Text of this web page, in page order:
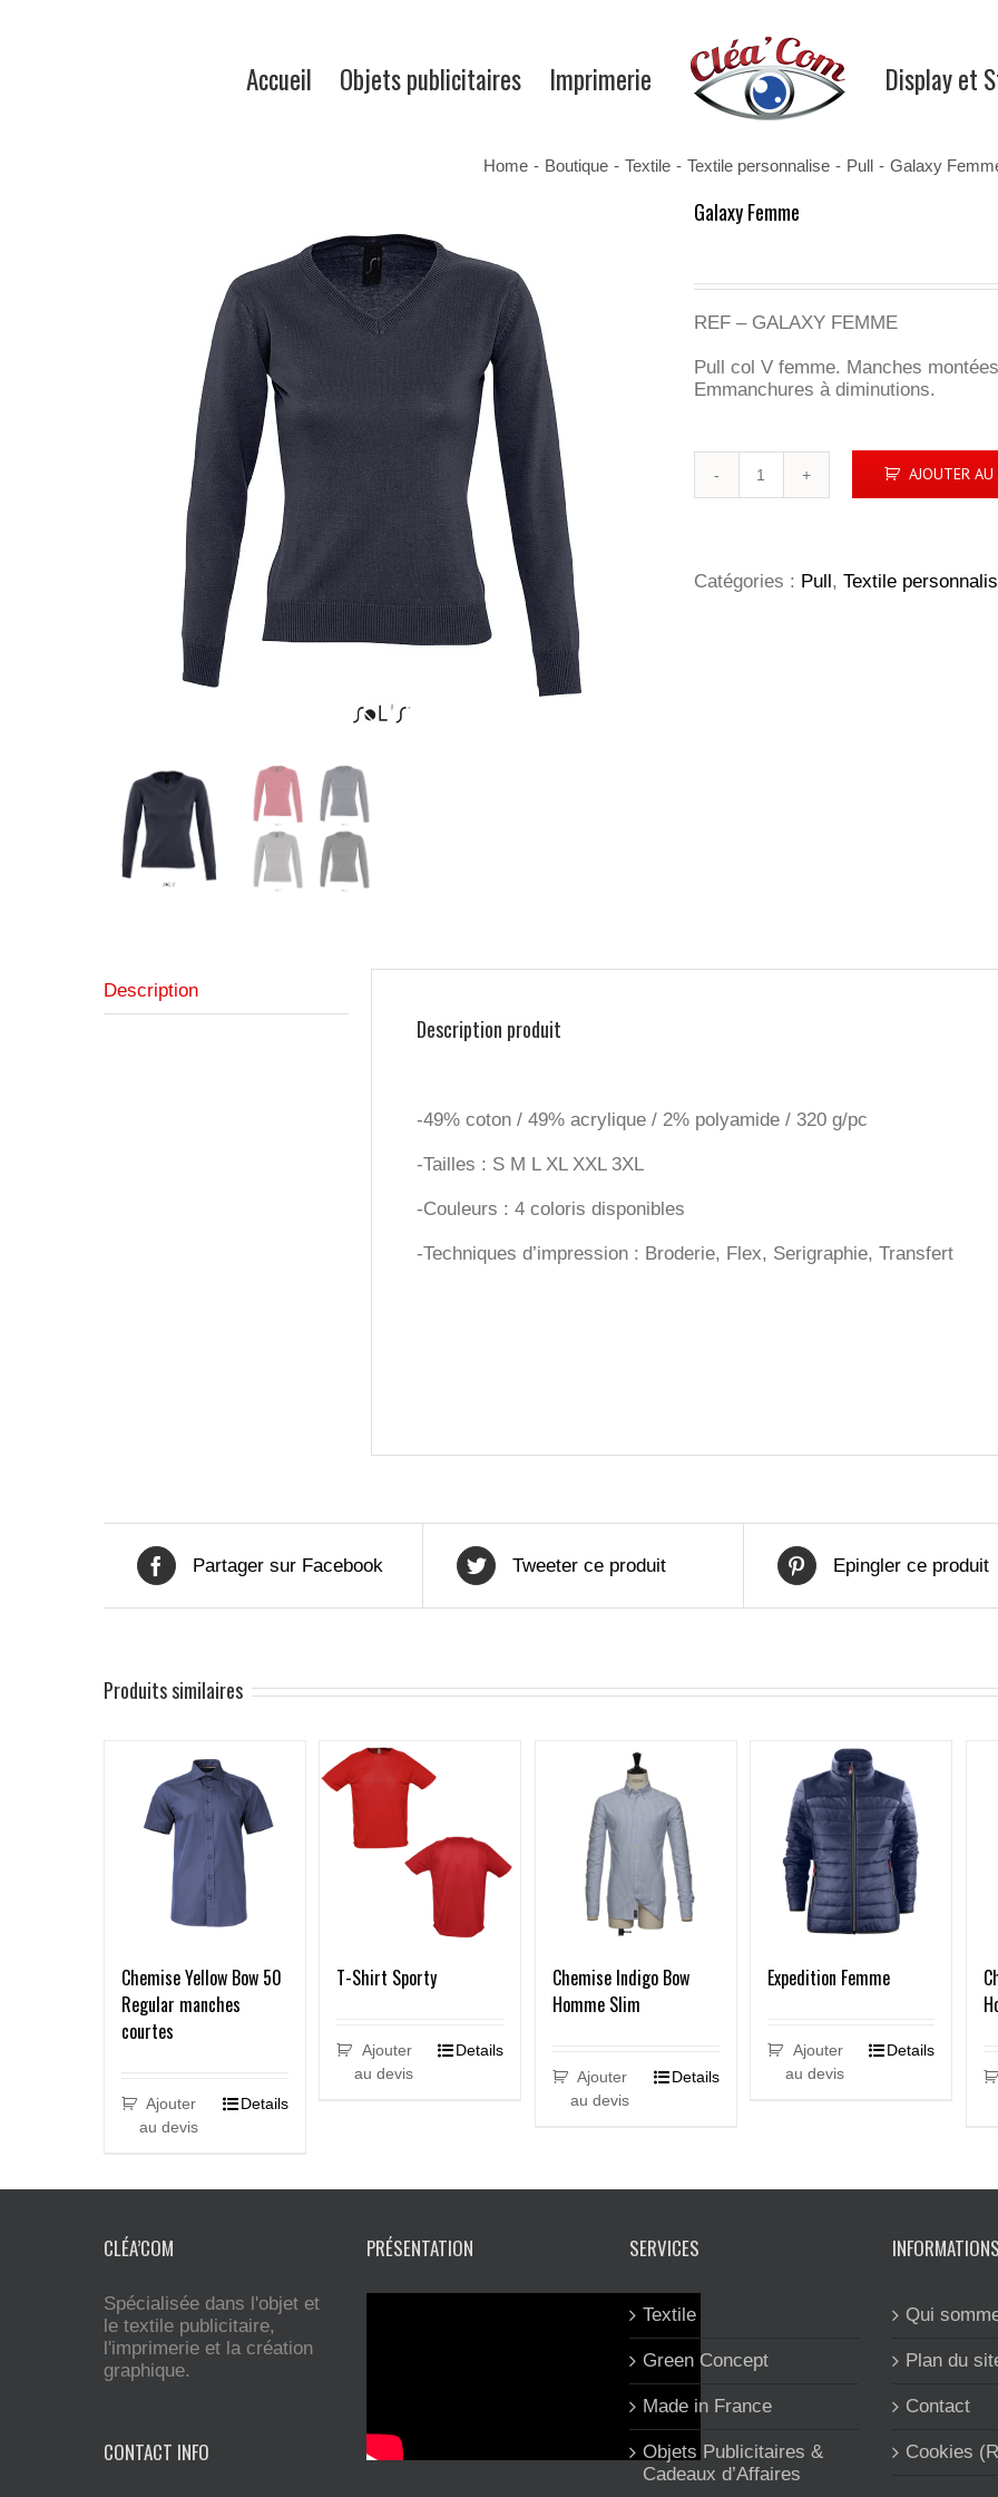
Accueil Objets publicitaires Imprimerie Display et
Home - Boutique - Textile - Textile personnalise - Pull - Galaxy
Galaxy Femme
REF – GALAXY FEMME
Pull col V femme. Manches
Emmanchures à diminutions.
de
AJOUTER
Catégories : Pull, Textile
Description
Description produit
-49% coton / 49% acrylique / 2% polyamide / 320 g/pc
-Tailles : S M L XL XXL 3XL
-Couleurs : 4 coloris disponibles
-Techniques d’impression : Broderie, Flex, Serigraphie, Transfert
Partager sur Facebook Tweeter ce produit Epingler ce produit
Produits similaires
Chemise Yellow Bow 50
Regular manches
courtes
Ajouter
au devis
Details
T-Shirt Sporty
Ajouter
au devis
Details
Chemise Indigo Bow
Homme Slim
Ajouter
au devis
Details
Expedition Femme
Ajouter
au devis
Details
CLÉA’COM
Spécialisée dans l'objet et
le textile publicitaire,
l'imprimerie et la création
graphique.
CONTACT INFO
PRÉSENTATION SERVICES
Textile
Green Concept
Made in France
Objets Publicitaires &
Cadeaux d’Affaires
Qui
Plan du
Contact
Cookies